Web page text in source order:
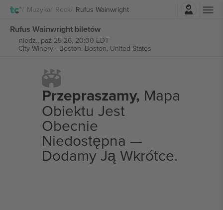
Muzyka Rock Rufus WainwrightZaloguj sie
Rufus Wainwright biletów
niedz., paź 25 26, 20:00 EDT
City Winery - Boston, Boston, United States
Przepraszamy, Mapa
Obiektu Jest
Obecnie
Niedostępna —
Dodamy Ją Wkrótce.